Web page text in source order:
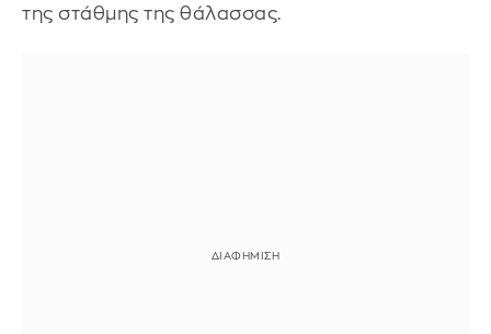
της στάθμης της θάλασσας.